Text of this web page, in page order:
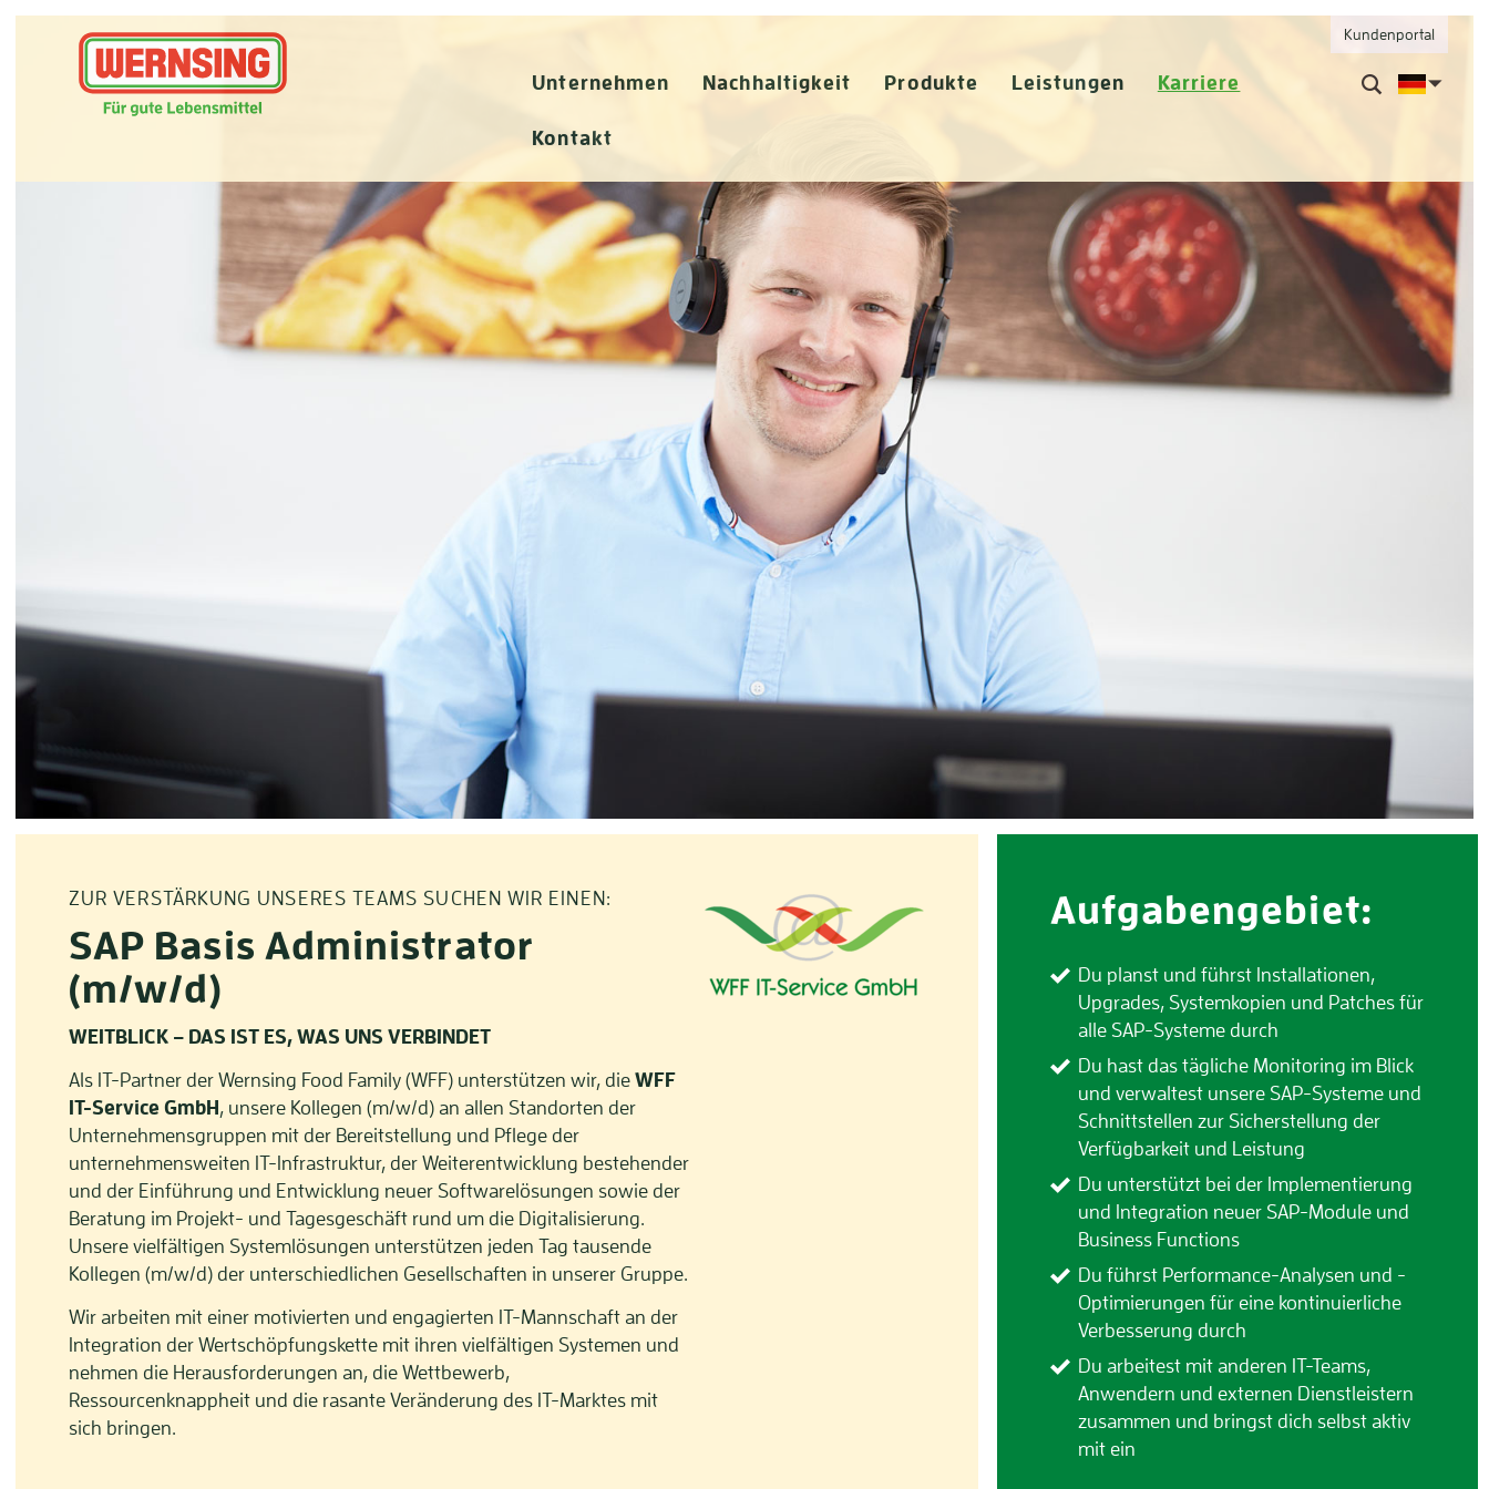
Kundenportal
Unternehmen Nachhaltigkeit Produkte Leistungen Karriere
Kontakt
ZUR VERSTÄRKUNG UNSERES TEAMS SUCHEN WIR EINEN:
SAP Basis Administrator
(m/w/d)
WEITBLICK – DAS IST ES, WAS UNS VERBINDET
Als IT-Partner der Wernsing Food Family (WFF) unterstützen wir, die WFF
IT-Service GmbH, unsere Kollegen (m/w/d) an allen Standorten der
Unternehmensgruppen mit der Bereitstellung und Pflege der
unternehmensweiten IT-Infrastruktur, der Weiterentwicklung bestehender
und der Einführung und Entwicklung neuer Softwarelösungen sowie der
Beratung im Projekt- und Tagesgeschäft rund um die Digitalisierung.
Unsere vielfältigen Systemlösungen unterstützen jeden Tag tausende
Kollegen (m/w/d) der unterschiedlichen Gesellschaften in unserer Gruppe.
Wir arbeiten mit einer motivierten und engagierten IT-Mannschaft an der
Integration der Wertschöpfungskette mit ihren vielfältigen Systemen und
nehmen die Herausforderungen an, die Wettbewerb,
Ressourcenknappheit und die rasante Veränderung des IT-Marktes mit
sich bringen.
Aufgabengebiet:
Du planst und führst Installationen,
Upgrades, Systemkopien und Patches für
alle SAP-Systeme durch
Du hast das tägliche Monitoring im Blick
und verwaltest unsere SAP-Systeme und
Schnittstellen zur Sicherstellung der
Verfügbarkeit und Leistung
Du unterstützt bei der Implementierung
und Integration neuer SAP-Module und
Business Functions
Du führst Performance-Analysen und -
Optimierungen für eine kontinuierliche
Verbesserung durch
Du arbeitest mit anderen IT-Teams,
Anwendern und externen Dienstleistern
zusammen und bringst dich selbst aktiv
mit ein